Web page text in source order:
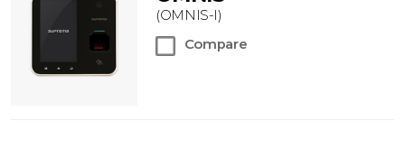
(OMNIS-I)
Compare